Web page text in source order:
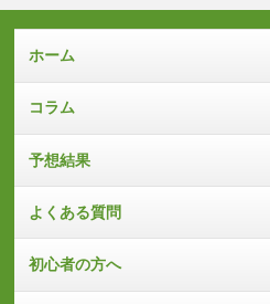
ホーム
コラム
予想結果
よくある質問
初心者の方へ